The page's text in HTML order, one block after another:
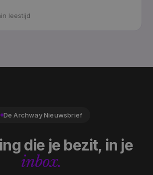
leestijd
De Archway Nieuwsbrief
die je bezit, in je
inbox.